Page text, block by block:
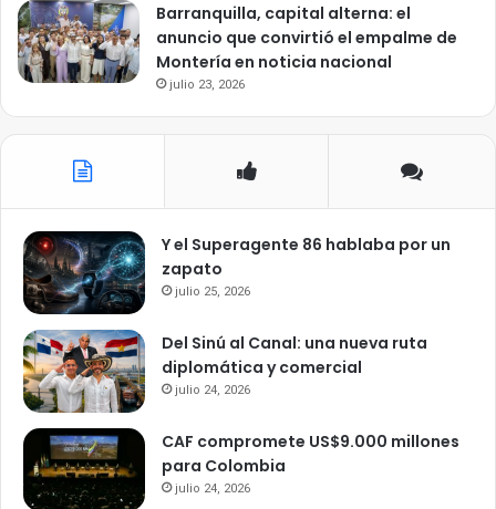
Barranquilla, capital alterna: el
anuncio que convirtió el empalme de
Montería en noticia nacional
julio 23, 2026
Y el Superagente 86 hablaba por un
zapato
julio 25, 2026
Del Sinú al Canal: una nueva ruta
diplomática y comercial
julio 24, 2026
CAF compromete US$9.000 millones
para Colombia
julio 24, 2026